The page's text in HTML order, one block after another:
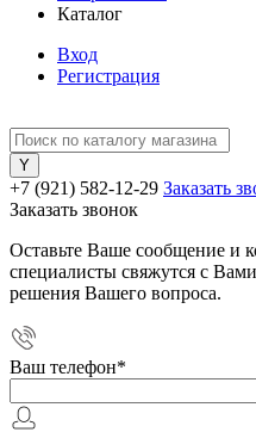
Каталог
Вход
Регистрация
+7 (921) 582-12-29 Заказать
Заказать звонок
Оставьте Ваше сообщение и
специалисты свяжутся с
решения Вашего вопроса.
Ваш телефон*